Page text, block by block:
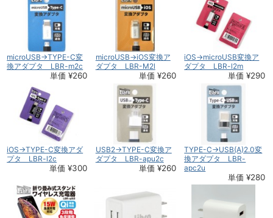
microUSB→TYPE-C変
換アダプタ LBR-m2c
単価 ¥260
microUSB→iOS変換ア
ダプタ LBR-M2l
単価 ¥260
iOS→microUSB変換ア
ダプタ LBR-l2m
単価 ¥290
iOS→TYPE-C変換アダ
プタ LBR-l2c
単価 ¥300
USB2→TYPE-C変換ア
ダプタ LBR-apu2c
単価 ¥260
TYPE-C→USB(A)2.0変
換アダプタ LBR-
apc2u
単価 ¥280